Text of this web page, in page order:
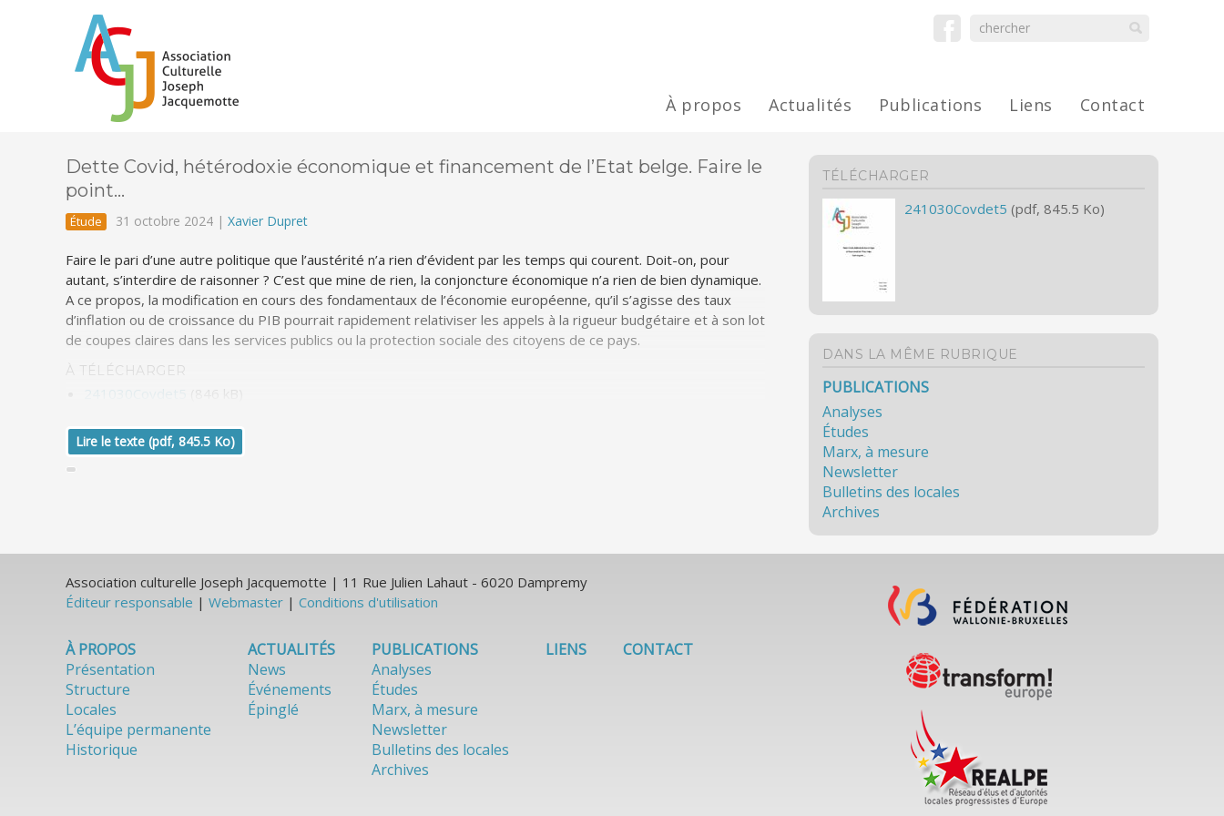
À propos Actualités Publications Liens Contact
Dette Covid, hétérodoxie économique et financement de l’Etat belge. Faire le
point…
Étude 31 octobre 2024 | Xavier Dupret
Faire le pari d’une autre politique que l’austérité n’a rien d’évident par les temps qui courent. Doit-on, pour
autant, s’interdire de raisonner ? C’est que mine de rien, la conjoncture économique n’a rien de bien dynamique.
A ce propos, la modification en cours des fondamentaux de l’économie européenne, qu’il s’agisse des taux
d’inflation ou de croissance du PIB pourrait rapidement relativiser les appels à la rigueur budgétaire et à son lot
de coupes claires dans les services publics ou la protection sociale des citoyens de ce pays.
À TÉLÉCHARGER
241030Covdet5 (846 kB)
Lire le texte (pdf, 845.5 Ko)
TÉLÉCHARGER
241030Covdet5 (pdf, 845.5 Ko)
DANS LA MÊME RUBRIQUE
PUBLICATIONS
Analyses
Études
Marx, à mesure
Newsletter
Bulletins des locales
Archives
Association culturelle Joseph Jacquemotte | 11 Rue Julien Lahaut - 6020 Dampremy
Éditeur responsable | Webmaster | Conditions d'utilisation
À PROPOS
Présentation
Structure
Locales
L’équipe permanente
Historique
ACTUALITÉS
News
Événements
Épinglé
PUBLICATIONS
Analyses
Études
Marx, à mesure
Newsletter
Bulletins des locales
Archives
LIENS CONTACT